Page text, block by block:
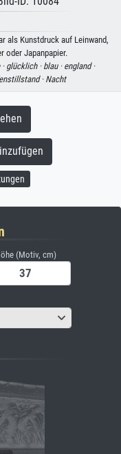
als Kunstdruck auf Leinwand,
oder Japanpapier.
glücklich · blau · england ·
·Nacht
(Motiv, cm)